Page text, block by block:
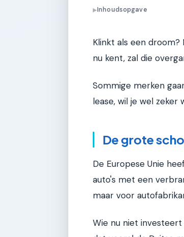
▶Inhoudsopgave
Klinkt als een
nu kent, zal die
Sommige merken
lease, wil je wel
De grote
De Europese Unie
auto's met een
maar voor
Wie nu niet